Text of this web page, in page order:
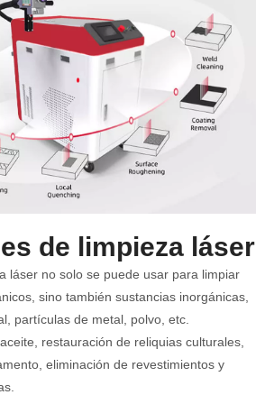
de limpieza láser
láser no solo se puede usar para limpiar
sino también sustancias inorgánicas,
partículas de metal, polvo, etc.
restauración de reliquias culturales,
eliminación de revestimientos y